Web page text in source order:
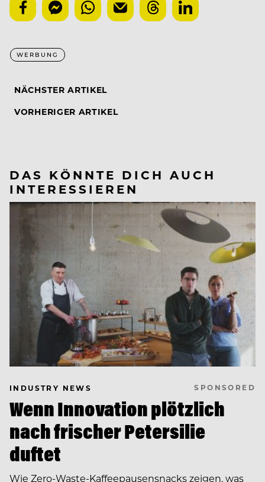
WERBUNG
NÄCHSTER ARTIKEL
VORHERIGER ARTIKEL
DAS KÖNNTE DICH AUCH
INTERESSIEREN
INDUSTRY NEWS SPONSORED
Wenn Innovation plötzlich
nach frischer Petersilie
duftet
Wie Zero-Waste-Kaffeepausensnacks zeigen, was